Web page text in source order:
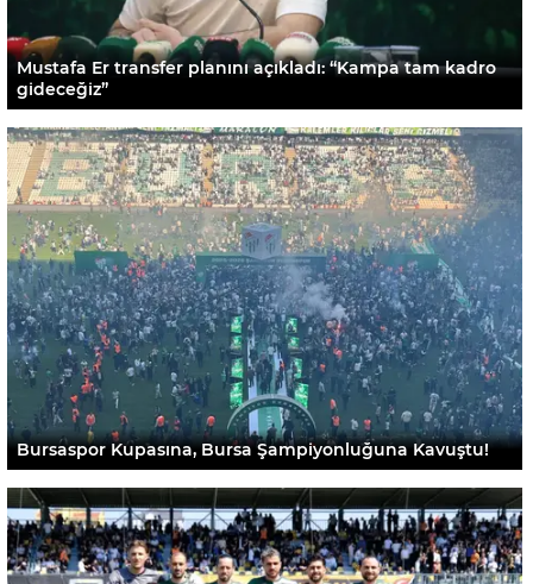
Mustafa Er transfer planını açıkladı: “Kampa tam kadro
gideceğiz”
Bursaspor Kupasına, Bursa Şampiyonluğuna Kavuştu!